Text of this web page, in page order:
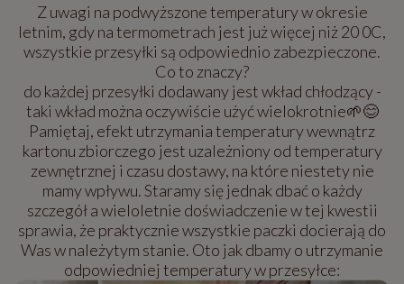
Z uwagi na podwyższone temperatury w okresie
letnim, gdy na termometrach jest już więcej niż 20 0C,
wszystkie przesyłki są odpowiednio zabezpieczone.
Co to znaczy?
do każdej przesyłki dodawany jest wkład chłodzący -
taki wkład można oczywiście użyć wielokrotnie🌱😊
Pamiętaj, efekt utrzymania temperatury wewnątrz
kartonu zbiorczego jest uzależniony od temperatury
zewnętrznej i czasu dostawy, na które niestety nie
mamy wpływu. Staramy się jednak dbać o każdy
szczegół a wieloletnie doświadczenie w tej kwestii
sprawia, że praktycznie wszystkie paczki docierają do
Was w należytym stanie. Oto jak dbamy o utrzymanie
odpowiedniej temperatury w przesyłce: